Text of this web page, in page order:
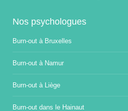
Nos psychologues
Burn-out à Bruxelles
Burn-out à Namur
Burn-out à Liège
Burn-out dans le Hainaut